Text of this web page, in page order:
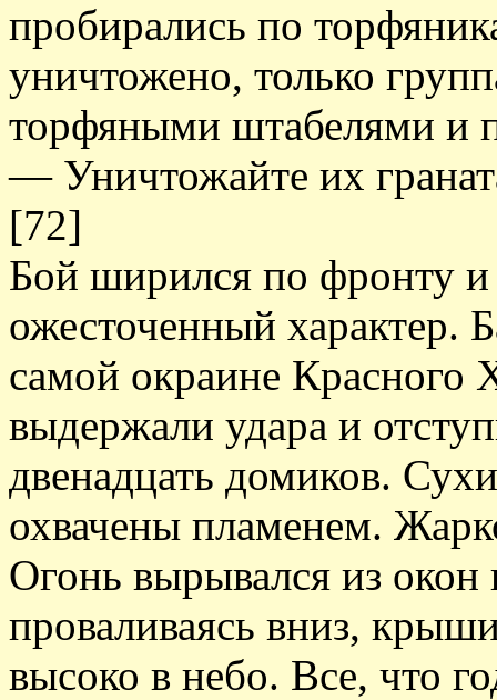
пробирались по
уничтожено, только
торфяными штабелями и
— Уничтожайте их
[72]
Бой ширился по фронту
ожесточенный характер.
самой окраине Красного
выдержали удара и
двенадцать домиков.
охвачены пламенем.
Огонь вырывался из
проваливаясь вниз,
высоко в небо. Все, что